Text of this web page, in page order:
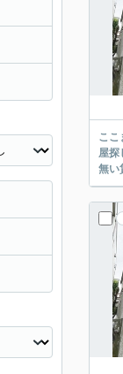
ここまでご覧頂
屋探